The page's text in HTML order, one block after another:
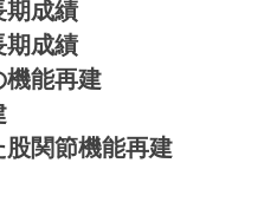
期成績
期成績
機能再建
関節機能再建